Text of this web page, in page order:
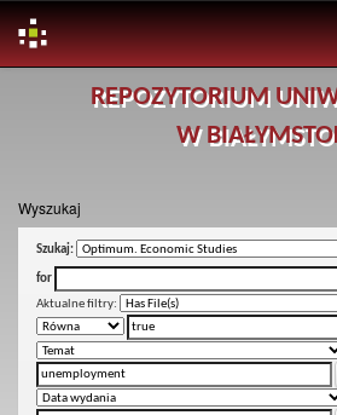
REPOZYTORIUM
W
Wyszukaj
Szukaj:
for
Aktualne filtry: